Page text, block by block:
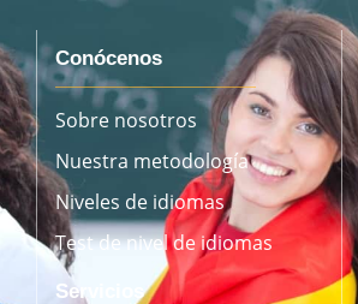
Conócenos
Sobre nosotros
Nuestra metodología
Niveles de idiomas
Test de nivel de idiomas
Servicios